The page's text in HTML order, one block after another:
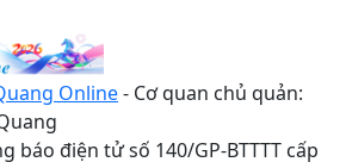
Online- Cơ quan chủ quản:
báo điện tử số 140/GP-BTTTT cấp